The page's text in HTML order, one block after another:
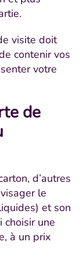
visite doit
contenir vos
votre
de
d’autres
le
et son
choisir une
à un prix